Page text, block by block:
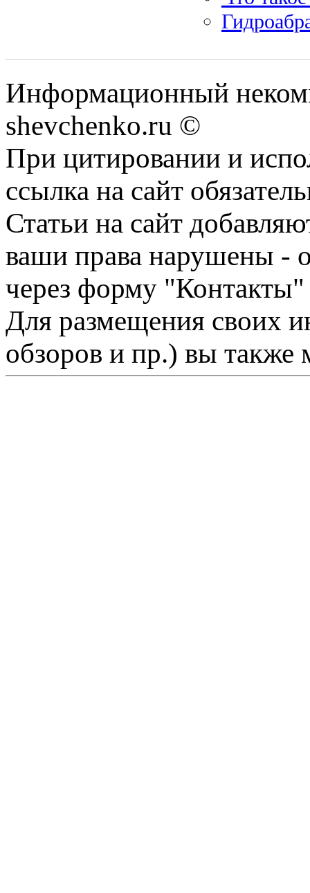
Информационный
shevchenko.ru ©
При цитировании и
ссылка на сайт
Статьи на сайт
ваши права нарушены -
через форму "Контакты"
Для размещения своих
обзоров и пр.) вы также